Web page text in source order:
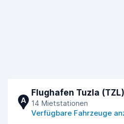
A
Flughafen Tuzla (TZL)
14 Mietstationen
Verfügbare Fahrzeuge